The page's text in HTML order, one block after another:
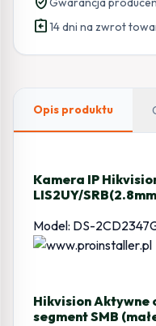
assignment_return14 dni na zwrot
Opis produktu
Kamera IP
LIS2UY/
Model: DS-
Hikvision Aktywne
segment SMB